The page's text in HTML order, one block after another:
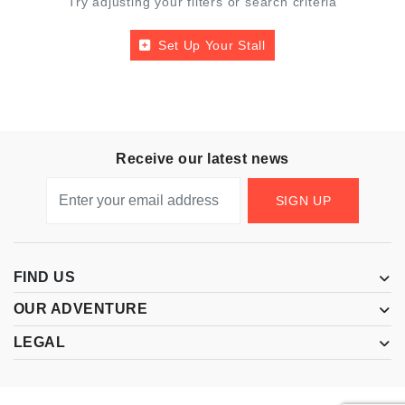
Set Up Your Stall
Receive our latest news
SIGN UP
FIND US
OUR ADVENTURE
LEGAL